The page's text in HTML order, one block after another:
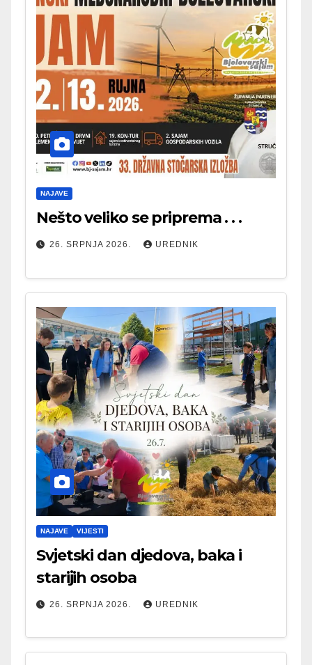
NAJAVE
Nešto veliko se priprema . . .
26. SRPNJA 2026. UREDNIK
NAJAVE VIJESTI
Svjetski dan djedova, baka i
starijih osoba
26. SRPNJA 2026. UREDNIK